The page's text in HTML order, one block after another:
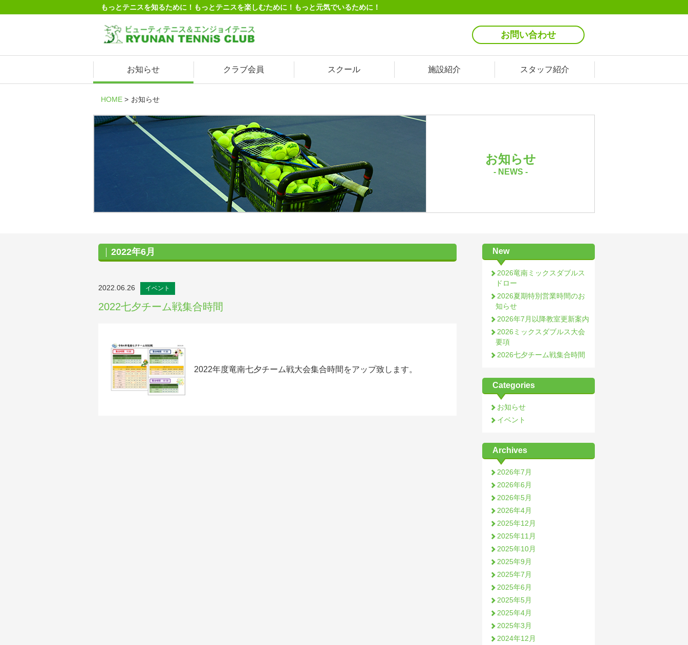
もっとテニスを知るために！もっとテニスを楽しむために！もっと元気でいるために！
お問い合わせ
お知らせ クラブ会員 スクール 施設紹介 スタッフ紹介
HOME お知らせ
お知らせ
- NEWS -
2022年6月
2022.06.26 イベント
2022七夕チーム戦集合時間
2022年度竜南七夕チーム戦大会集合時間をアップ致します。
New
2026竜南ミックスダブルス
ドロー
2026夏期特別営業時間のお
知らせ
2026年7月以降教室更新案内
2026ミックスダブルス大会
要項
2026七夕チーム戦集合時間
Categories
お知らせ
イベント
Archives
2026年7月
2026年6月
2026年5月
2026年4月
2025年12月
2025年11月
2025年10月
2025年9月
2025年7月
2025年6月
2025年5月
2025年4月
2025年3月
2024年12月